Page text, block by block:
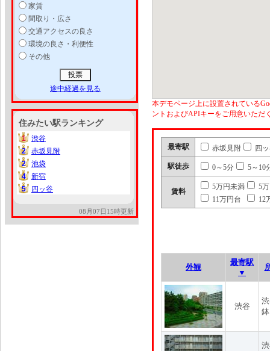
家賃
間取り・広さ
交通アクセスの良さ
環境の良さ・利便性
その他
途中経過を見る
住みたい駅ランキング
1
1
渋谷
2
2
赤坂見附
2
2
池袋
4
4
新宿
5
5 四ッ谷
08月07日15時更新
本デモページ上に設置されている
ントおよびAPIキーをご用意いただ
最寄駅 赤坂見附 四
駅徒歩 0～5分 5～10
賃料
5万円未満
5
11万円台
12
外観
最寄駅
▼
渋谷